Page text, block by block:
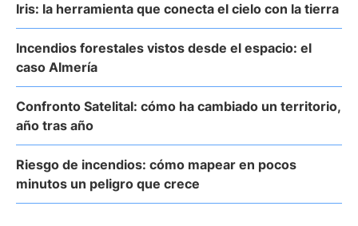
Iris: la herramienta que conecta el cielo con la tierra
Incendios forestales vistos desde el espacio: el
caso Almería
Confronto Satelital: cómo ha cambiado un territorio,
año tras año
Riesgo de incendios: cómo mapear en pocos
minutos un peligro que crece